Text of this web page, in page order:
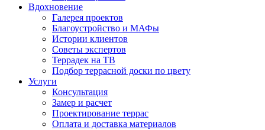
Вдохновение
Галерея проектов
Благоустройство и МАФы
Истории клиентов
Советы экспертов
Террадек на ТВ
Подбор террасной доски по цвету
Услуги
Консультация
Замер и расчет
Проектирование террас
Оплата и доставка материалов